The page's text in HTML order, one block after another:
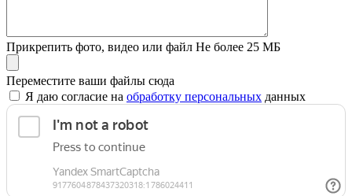
Прикрепить фото, видео или файл Не более 25 МБ
Переместите ваши файлы сюда
Я даю согласие на обработку персональных данных